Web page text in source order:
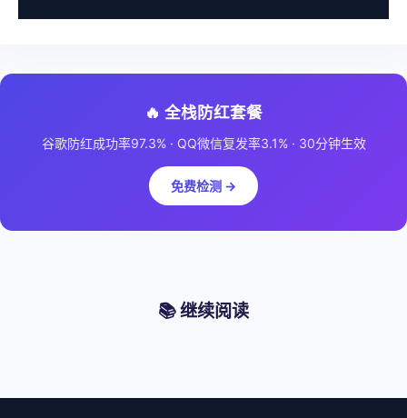
🔥 全栈防红套餐
谷歌防红成功率97.3% · QQ微信复发率3.1% · 30分钟生效
免费检测 →
📚 继续阅读